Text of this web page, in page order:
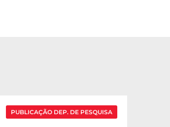
PUBLICAÇÃO DEP. DE PESQUISA